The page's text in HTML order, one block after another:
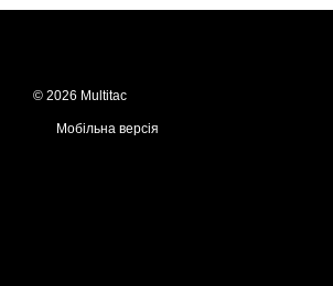
© 2026 Multitac
Мобільна версія